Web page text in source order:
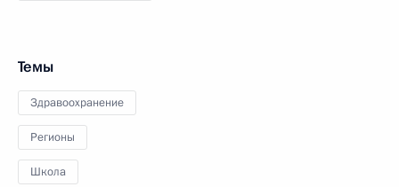
Темы
Здравоохранение
Регионы
Школа